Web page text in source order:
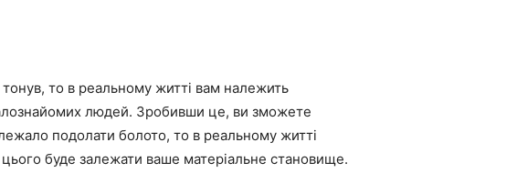
то в реальному житті вам належить
людей. Зробивши це, ви зможете
подолати болото, то в реальному житті
буде залежати ваше матеріальне становище.